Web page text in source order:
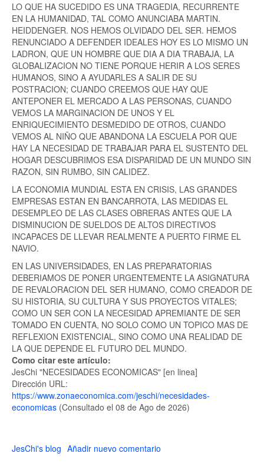
LO QUE HA SUCEDIDO ES UNA TRAGEDIA, RECURRENTE
EN LA HUMANIDAD, TAL COMO ANUNCIABA MARTIN.
HEIDDENGER. NOS HEMOS OLVIDADO DEL SER. HEMOS
RENUNCIADO A DEFENDER IDEALES HOY ES LO MISMO UN
LADRON, QUE UN HOMBRE QUE DIA A DIA TRABAJA, LA
GLOBALIZACION NO TIENE PORQUE HERIR A LOS SERES
HUMANOS, SINO A AYUDARLES A SALIR DE SU
POSTRACION; CUANDO CREEMOS QUE HAY QUE
ANTEPONER EL MERCADO A LAS PERSONAS, CUANDO
VEMOS LA MARGINACION DE UNOS Y EL
ENRIQUECIMIENTO DESMEDIDO DE OTROS, CUANDO
VEMOS AL NIÑO QUE ABANDONA LA ESCUELA POR QUE
HAY LA NECESIDAD DE TRABAJAR PARA EL SUSTENTO DEL
HOGAR DESCUBRIMOS ESA DISPARIDAD DE UN MUNDO SIN
RAZON, SIN RUMBO, SIN CALIDEZ.
LA ECONOMIA MUNDIAL ESTA EN CRISIS, LAS GRANDES
EMPRESAS ESTAN EN BANCARROTA, LAS MEDIDAS EL
DESEMPLEO DE LAS CLASES OBRERAS ANTES QUE LA
DISMINUCION DE SUELDOS DE ALTOS DIRECTIVOS
INCAPACES DE LLEVAR REALMENTE A PUERTO FIRME EL
NAVIO.
EN LAS UNIVERSIDADES, EN LAS PREPARATORIAS
DEBERIAMOS DE PONER URGENTEMENTE LA ASIGNATURA
DE REVALORACION DEL SER HUMANO, COMO CREADOR DE
SU HISTORIA, SU CULTURA Y SUS PROYECTOS VITALES;
COMO UN SER CON LA NECESIDAD APREMIANTE DE SER
TOMADO EN CUENTA, NO SOLO COMO UN TOPICO MAS DE
REFLEXION EXISTENCIAL, SINO COMO UNA REALIDAD DE
LA QUE DEPENDE EL FUTURO DEL MUNDO.
Como citar este artículo:
JesChi "NECESIDADES ECONOMICAS" [en linea]
Dirección URL:
https://www.zonaeconomica.com/jeschi/necesidades-
economicas (Consultado el 08 de Ago de 2026)
JesChi's blog Añadir nuevo comentario